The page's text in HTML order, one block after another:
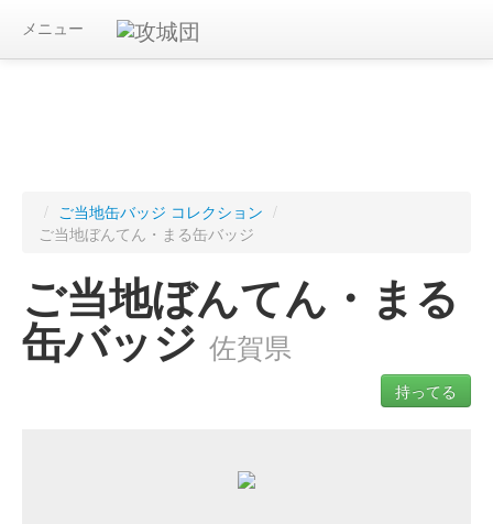
メニュー
/ ご当地缶バッジ コレクション /
ご当地ぼんてん・まる缶バッジ
ご当地ぼんてん・まる
缶バッジ 佐賀県
持ってる